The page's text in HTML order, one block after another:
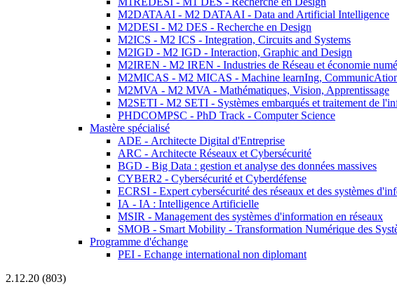
M2DATAAI - M2 DATAAI - Data and Artificial Intelligence
M2DESI - M2 DES - Recherche en Design
M2ICS - M2 ICS - Integration, Circuits and Systems
M2IGD - M2 IGD - Interaction, Graphic and Design
M2IREN - M2 IREN - Industries de Réseau et économie
M2MICAS - M2 MICAS - Machine learnIng,
M2MVA - M2 MVA - Mathématiques, Vision, Apprentissage
M2SETI - M2 SETI - Systèmes embarqués et traitement de
PHDCOMPSC - PhD Track - Computer Science
Mastère spécialisé
ADE - Architecte Digital d'Entreprise
ARC - Architecte Réseaux et Cybersécurité
BGD - Big Data : gestion et analyse des données massives
CYBER2 - Cybersécurité et Cyberdéfense
ECRSI - Expert cybersécurité des réseaux et des systèmes
IA - IA : Intelligence Artificielle
MSIR - Management des systèmes d'information en réseaux
SMOB - Smart Mobility - Transformation Numérique des
Programme d'échange
PEI - Echange international non diplomant
2.12.20 (803)